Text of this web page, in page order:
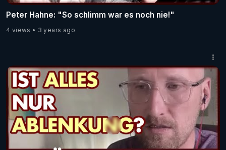
Peter Hahne: "So schlimm war es noch nie!"
4 views 3 years ago